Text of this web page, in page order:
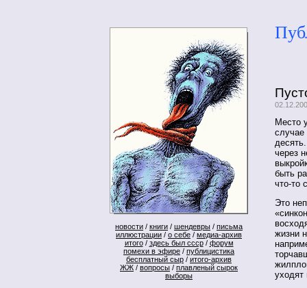
новости / книги / шендевры / письма
иллюстрации / о себе / медиа-архив
итого/ здесь был ссср/ форум
помехи в эфире / публицистика
бесплатный сыр / итого-архив
ЖЖ / вопросы / плавленый сырок
выборы
Место
случае
через
быть
что-то
Это
жизни